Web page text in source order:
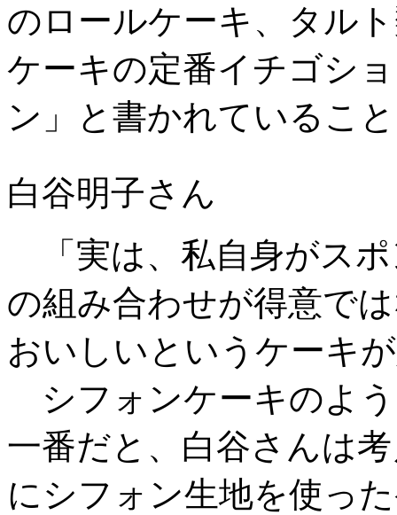
のロールケーキ、タル
ケーキの定番イチゴシ
ン」と書かれているこ
白谷明子さん
「実は、私自身がス
の組み合わせが得意で
おいしいというケーキ
シフォンケーキのよ
一番だと、白谷さんは
にシフォン生地を使っ